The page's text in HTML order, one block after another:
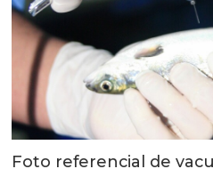
Foto referencial de